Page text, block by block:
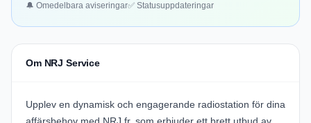
🔔 Omedelbara aviseringar✅ Statusuppdateringar
Om NRJ Service
Upplev en dynamisk och engagerande radiostation för dina